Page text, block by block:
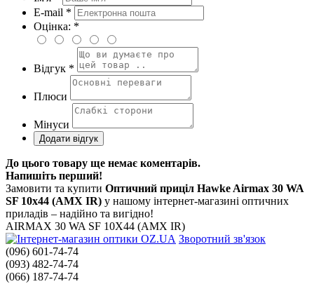
E-mail *
Оцінка: *
Відгук *
Плюси
Мінуси
До цього товару ще немає коментарів.
Напишіть перший!
Замовити та купити Оптичний приціл Hawke Airmax 30 WA
SF 10x44 (AMX IR) у нашому інтернет-магазині оптичних
приладів – надійно та вигідно!
AIRMAX 30 WA SF 10X44 (AMX IR)
Зворотний зв'язок
(096) 601-74-74
(093) 482-74-74
(066) 187-74-74